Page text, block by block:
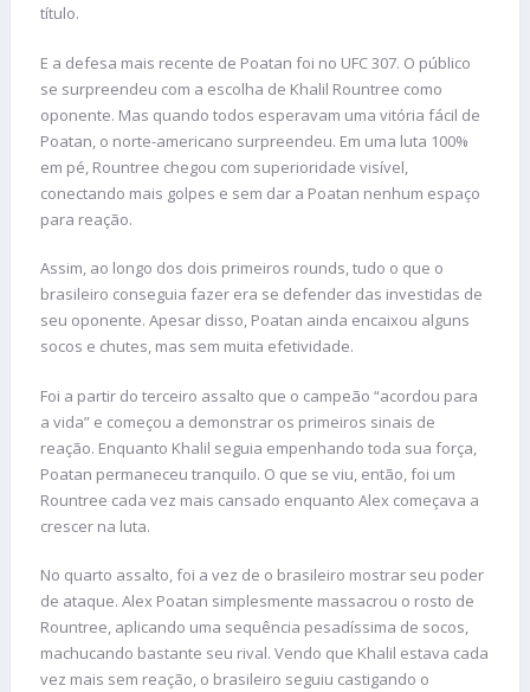
título.
E a defesa mais recente de Poatan foi no UFC 307. O público
se surpreendeu com a escolha de Khalil Rountree como
oponente. Mas quando todos esperavam uma vitória fácil de
Poatan, o norte-americano surpreendeu. Em uma luta 100%
em pé, Rountree chegou com superioridade visível,
conectando mais golpes e sem dar a Poatan nenhum espaço
para reação.
Assim, ao longo dos dois primeiros rounds, tudo o que o
brasileiro conseguia fazer era se defender das investidas de
seu oponente. Apesar disso, Poatan ainda encaixou alguns
socos e chutes, mas sem muita efetividade.
Foi a partir do terceiro assalto que o campeão “acordou para
a vida” e começou a demonstrar os primeiros sinais de
reação. Enquanto Khalil seguia empenhando toda sua força,
Poatan permaneceu tranquilo. O que se viu, então, foi um
Rountree cada vez mais cansado enquanto Alex começava a
crescer na luta.
No quarto assalto, foi a vez de o brasileiro mostrar seu poder
de ataque. Alex Poatan simplesmente massacrou o rosto de
Rountree, aplicando uma sequência pesadíssima de socos,
machucando bastante seu rival. Vendo que Khalil estava cada
vez mais sem reação, o brasileiro seguiu castigando o